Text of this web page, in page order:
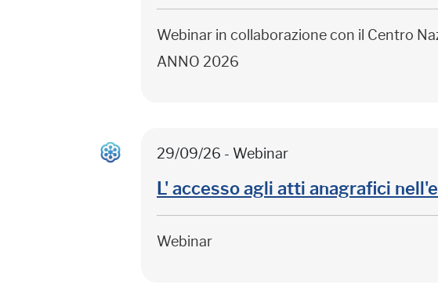
Webinar in collaborazione con il Centro
ANNO 2026
29/09/26 - Webinar
L' accesso agli atti anagrafici
Webinar